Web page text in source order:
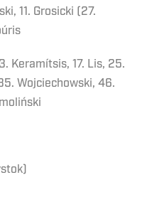
11. Grosicki (27.
Keramítsis, 17. Lis, 25.
Wojciechowski, 46.